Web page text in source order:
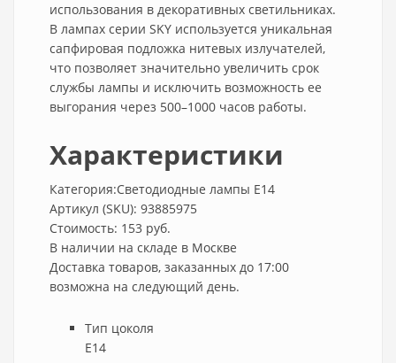
использования в декоративных светильниках.
В лампах серии SKY используется уникальная
сапфировая подложка нитевых излучателей,
что позволяет значительно увеличить срок
службы лампы и исключить возможность ее
выгорания через 500–1000 часов работы.
Характеристики
Категория:Светодиодные лампы E14
Артикул (SKU): 93885975
Стоимость: 153 руб.
В наличии на складе в Москве
Доставка товаров, заказанных до 17:00
возможна на следующий день.
Тип цоколя
E14